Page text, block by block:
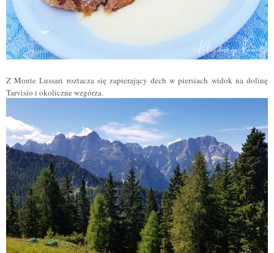
Z Monte Lussari roztacza się zapierający dech w piersiach widok na dolinę
Tarvisio i okoliczne wzgórza.